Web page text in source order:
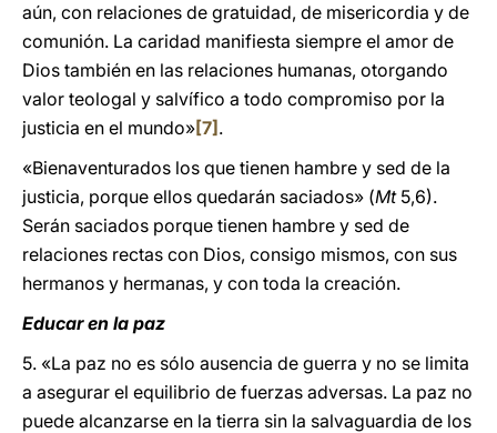
aún, con relaciones de gratuidad, de misericordia y de
comunión. La caridad manifiesta siempre el amor de
Dios también en las relaciones humanas, otorgando
valor teologal y salvífico a todo compromiso por la
justicia en el mundo»[7] .
«Bienaventurados los que tienen hambre y sed de la
justicia, porque ellos quedarán saciados» (Mt 5,6).
Serán saciados porque tienen hambre y sed de
relaciones rectas con Dios, consigo mismos, con sus
hermanos y hermanas, y con toda la creación.
Educar en la paz
5. «La paz no es sólo ausencia de guerra y no se limita
a asegurar el equilibrio de fuerzas adversas. La paz no
puede alcanzarse en la tierra sin la salvaguardia de los